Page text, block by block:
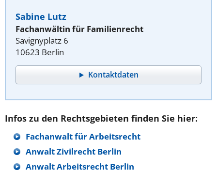
Sabine Lutz
Fachanwältin für Familienrecht
Savignyplatz 6
10623 Berlin
Kontaktdaten
Infos zu den Rechtsgebieten finden Sie hier:
Fachanwalt für Arbeitsrecht
Anwalt Zivilrecht Berlin
Anwalt Arbeitsrecht Berlin